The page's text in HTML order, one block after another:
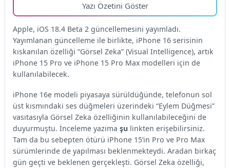
Yazı Özetini Göster
Apple, iOS 18.4 Beta 2 güncellemesini yayımladı.
Yayımlanan güncelleme ile birlikte, iPhone 16 serisinin
kıskanılan özelliği “Görsel Zeka” (Visual Intelligence), artık
iPhone 15 Pro ve iPhone 15 Pro Max modelleri için de
kullanılabilecek.
iPhone 16e modeli piyasaya sürüldüğünde, telefonun sol
üst kısmındaki ses düğmeleri üzerindeki “Eylem Düğmesi”
vasıtasıyla Görsel Zeka özelliğinin kullanılabileceğini de
duyurmuştu. İnceleme yazımaşu linkten erişebilirsiniz.
Tam da bu sebepten ötürü iPhone 15’in Pro ve Pro Max
sürümlerinde de yapılması beklenmekteydi. Aradan birkaç
gün geçti ve beklenen gerçekleşti. Görsel Zeka özelliği,